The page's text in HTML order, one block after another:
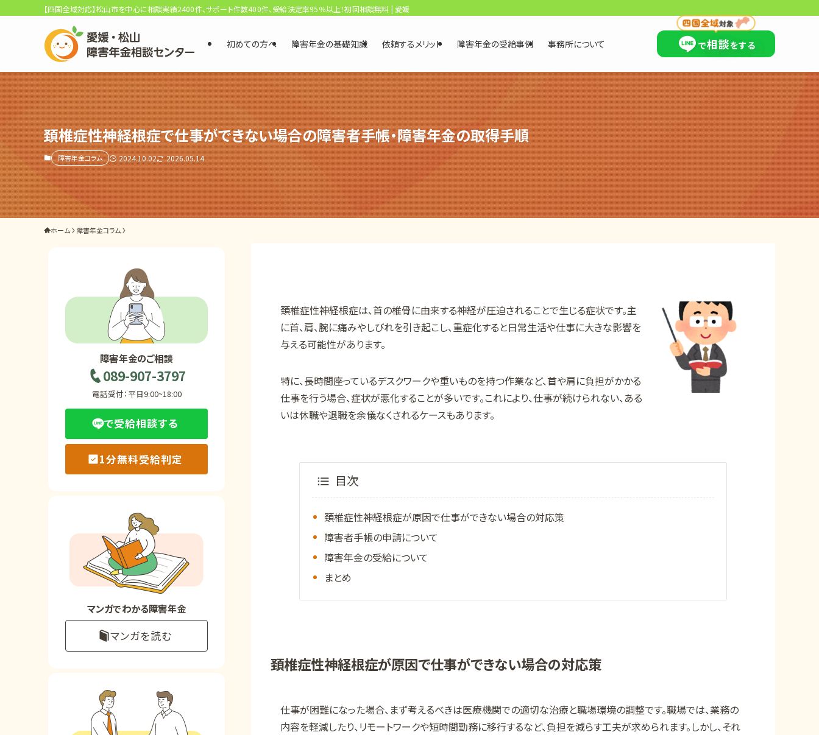
×
選ばれる3つの理由
初回相談料0円・受給後報酬型
サポート料金について
県内 No.1 の豊富な知識と経験
ご相談事例をみる
外出困難でもOK
障害年金の基礎知識
障害年金の金額
Q&A・相談事例
事務所について
お客様からの感謝のお手紙
【四国全域対応】松山市を中心に相談実績2400件、サポート件数400件、受給決定率95％以上！初回相談無料 | 愛媛・松山障害年金相談センター
初めての方へ 障害年金の基礎知識 依頼するメリット 障害年金の受給事例 事務所について で相談をする
頚椎症性神経根症で仕事ができない場合の障害者手帳・障害年金の取得手順
障害年金コラム 2024.10.02 2026.05.14
ホーム 障害年金コラム
頚椎症性神経根症は、首の椎骨に由来する神経が圧迫されることで生じる症状です。主
に首、肩、腕に痛みやしびれを引き起こし、重症化すると日常生活や仕事に大きな影響を
与える可能性があります。
特に、長時間座っているデスクワークや重いものを持つ作業など、首や肩に負担がかかる
仕事を行う場合、症状が悪化することが多いです。これにより、仕事が続けられない、ある
いは休職や退職を余儀なくされるケースもあります。
目次
頚椎症性神経根症が原因で仕事ができない場合の対応策
障害者手帳の申請について
障害年金の受給について
まとめ
頚椎症性神経根症が原因で仕事ができない場合の対応策
仕事が困難になった場合、まず考えるべきは医療機関での適切な治療と職場環境の調整です。職場では、業務の
内容を軽減したり、リモートワークや短時間勤務に移行するなど、負担を減らす工夫が求められます。しかし、それ
障害年金のご相談
089-907-3797
電話受付：平日9:00~18:00
で受給相談する
1分無料受給判定
マンガでわかる障害年金
マンガを読む